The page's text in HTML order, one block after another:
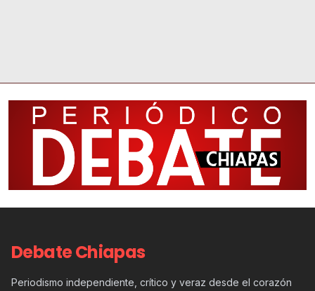
Debate Chiapas
Periodismo independiente, crítico y veraz desde el corazón